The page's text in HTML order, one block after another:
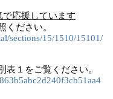
応援しています
ください。
sections/15/1510/15101/
１をご覧ください。